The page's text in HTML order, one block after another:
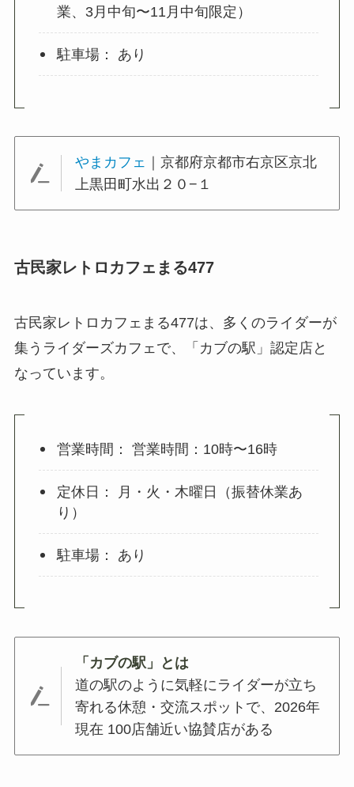
業、3月中旬〜11月中旬限定）
駐車場： あり
やまカフェ
｜京都府京都市右京区京北
上黒田町水出２０−１
古民家レトロカフェまる477
古民家レトロカフェまる477は、多くのライダーが
集うライダーズカフェで、「カブの駅」認定店と
なっています。
営業時間： 営業時間：10時〜16時
定休日： 月・火・木曜日（振替休業あ
り）
駐車場： あり
「カブの駅」とは
道の駅のように気軽にライダーが立ち
寄れる休憩・交流スポットで、2026年
現在 100店舗近い協賛店がある